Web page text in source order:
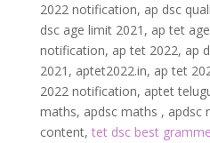
2022 notification, ap dsc
dsc age limit 2021, ap tet
notification, ap tet 2022, ap
2021, aptet2022.in, ap tet
2022 notification, aptet
maths, apdsc maths , apdsc
content, tet dsc best